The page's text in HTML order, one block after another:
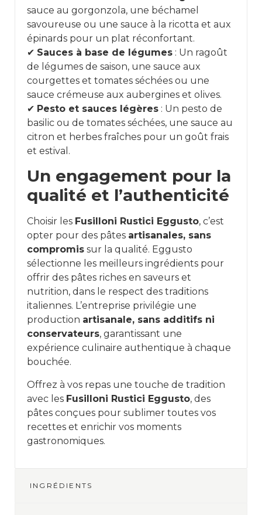
sauce au gorgonzola, une béchamel
savoureuse ou une sauce à la ricotta et aux
épinards pour un plat réconfortant.
✔ Sauces à base de légumes : Un ragoût
de légumes de saison, une sauce aux
courgettes et tomates séchées ou une
sauce crémeuse aux aubergines et olives.
✔ Pesto et sauces légères : Un pesto de
basilic ou de tomates séchées, une sauce au
citron et herbes fraîches pour un goût frais
et estival.
Un engagement pour la
qualité et l’authenticité
Choisir les Fusilloni Rustici Eggusto, c’est
opter pour des pâtes artisanales, sans
compromis sur la qualité. Eggusto
sélectionne les meilleurs ingrédients pour
offrir des pâtes riches en saveurs et
nutrition, dans le respect des traditions
italiennes. L’entreprise privilégie une
production artisanale, sans additifs ni
conservateurs, garantissant une
expérience culinaire authentique à chaque
bouchée.
Offrez à vos repas une touche de tradition
avec les Fusilloni Rustici Eggusto, des
pâtes conçues pour sublimer toutes vos
recettes et enrichir vos moments
gastronomiques.
INGRÉDIENTS